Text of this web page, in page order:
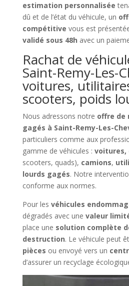
estimation personnalisée
dû et de l’état du véhicule, un
compétitive vous est
validé sous 48h avec un
Rachat de
Saint-Remy-Les-
voitures,
scooters, poids
Nous adressons notre offre de
gagés à Saint-Remy-Les-
particuliers comme aux
gamme de véhicules : voitures,
scooters, quads), camions,
lourds gagés. Notre
conforme aux normes.
Pour les véhicules
dégradés avec une valeur
place une solution complète
destruction. Le véhicule peut
pièces ou envoyé vers un
d’assurer un recyclage